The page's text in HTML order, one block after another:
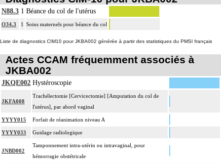
N88.3 1 Béance du col de l'utérus
O34.3 1 Soins maternels pour béance du col
Liste de diagnostics CIM10 pour JKBA002 générée à partir des statistiques du PMSI français
Actes CCAM fréquemment associés à
JKBA002
JKQE002 Hystéroscopie
JKFA008
Trachélectomie [Cervicectomie] [Amputation du col de
l'utérus], par abord vaginal
YYYY015 Forfait de réanimation niveau A
YYYY033 Guidage radiologique
JNBD002
Tamponnement intra-utérin ou intravaginal, pour
hémorragie obstétricale